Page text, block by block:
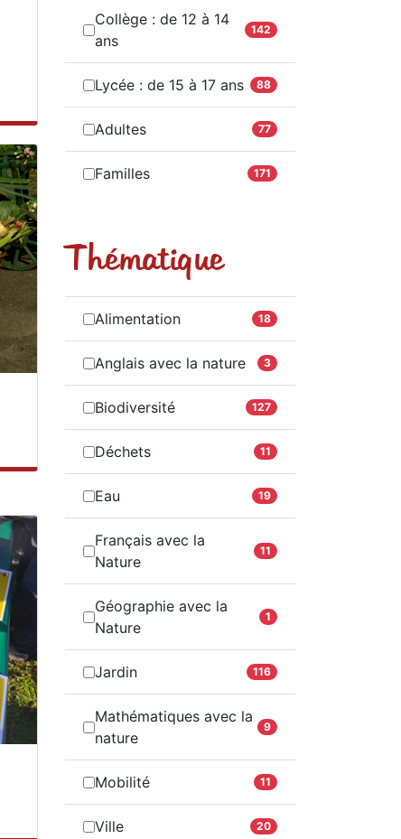
Collège : de 12 à 14
ans
142
Lycée : de 15 à 17 ans 88
Adultes 77
Familles 171
Thématique
Alimentation 18
Anglais avec la nature 3
Biodiversité 127
Déchets 11
Eau 19
Français avec la
Nature
11
Géographie avec la
Nature
1
Jardin 116
Mathématiques avec la
nature
9
Mobilité 11
Ville 20